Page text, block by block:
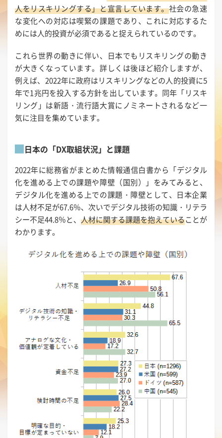
人をリスキリングする」と宣言しています。社会の急速
な変化への対応は喫緊の課題であり、これに対応するた
めには人的投資が必須であると捉えられているのです。
これら世界の動きに伴い、日本でもリスキリングの動き
が大きくなっています。詳しくは後ほど紹介しますが、
例えば、2022年に政府はリスキリングなどの人的投資に5
年で1兆円を投入する方針を出しています。同年「リスキ
リング」は新語・流行語大賞にノミネートされるなど一
気に注目を集めています。
日本の「DX取組状況」と課題
2022年に総務省がまとめた情報通信白書から「デジタル
化を進める上での課題や障壁（国別）」をみてみると、
デジタル化を進める上での課題・障壁として、日本企業
は人材不足が67.6％、次いでデジタル技術の知識・リテラ
シー不足44.8％と、 人材に関する課題を抱えていることが
わかります。